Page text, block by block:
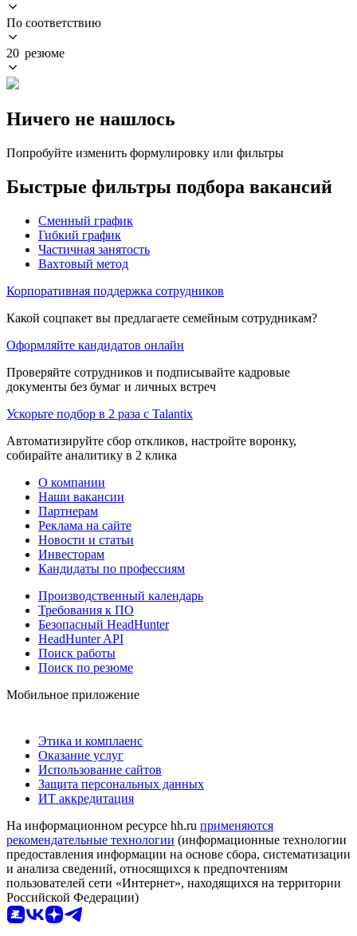
По соответствию
20 резюме
Ничего не нашлось
Попробуйте изменить формулировку или фильтры
Быстрые фильтры подбора вакансий
Сменный график
Гибкий график
Частичная занятость
Вахтовый метод
Корпоративная поддержка сотрудников
Какой соцпакет вы предлагаете семейным сотрудникам?
Оформляйте кандидатов онлайн
Проверяйте сотрудников и подписывайте кадровые
документы без бумаг и личных встреч
Ускорьте подбор в 2 раза с Talantix
Автоматизируйте сбор откликов, настройте воронку,
собирайте аналитику в 2 клика
О компании
Наши вакансии
Партнерам
Реклама на сайте
Новости и статьи
Инвесторам
Кандидаты по профессиям
Производственный календарь
Требования к ПО
Безопасный HeadHunter
HeadHunter API
Поиск работы
Поиск по резюме
Мобильное приложение
Этика и комплаенс
Оказание услуг
Использование сайтов
Защита персональных данных
ИТ аккредитация
На информационном ресурсе hh.ru применяются
рекомендательные технологии (информационные технологии
предоставления информации на основе сбора, систематизации
и анализа сведений, относящихся к предпочтениям
пользователей сети «Интернет», находящихся на территории
Российской Федерации)